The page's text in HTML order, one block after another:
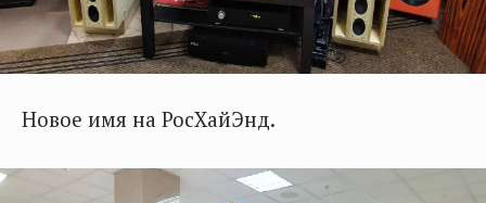
Новое имя на РосХайЭнд.